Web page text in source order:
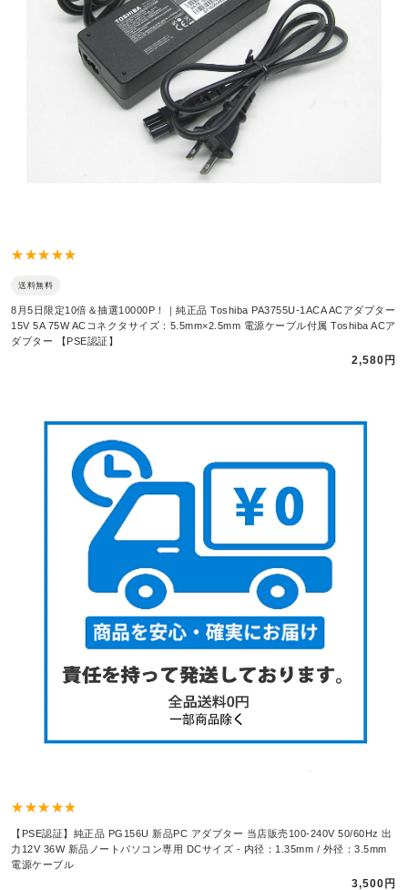
送料無料
8月5日限定10倍＆抽選10000P！｜純正品 Toshiba PA3755U-1ACA ACアダプター
15V 5A 75W ACコネクタサイズ：5.5mm×2.5mm 電源ケーブル付属 Toshiba ACア
ダブター 【PSE認証】
2,580円
【PSE認証】純正品 PG156U 新品PC アダプター 当店販売100-240V 50/60Hz 出
力12V 36W 新品ノートパソコン専用 DCサイズ - 内径：1.35mm / 外径：3.5mm
電源ケーブル
3,500円